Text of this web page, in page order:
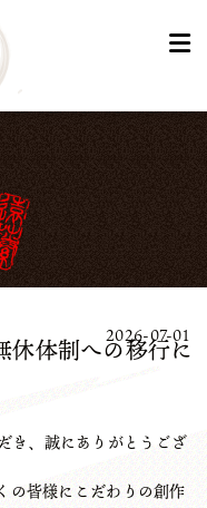
休体制への移行に
き、誠にありがとうござ
の皆様にこだわりの創作
2026-07-01